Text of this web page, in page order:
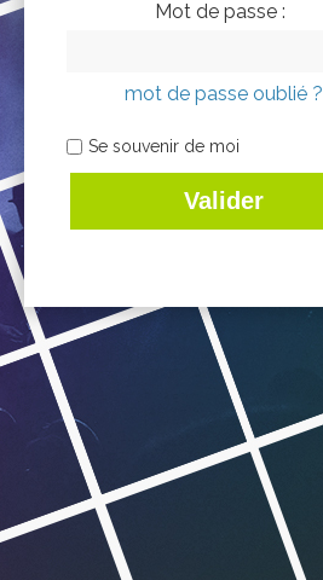
Mot de passe :
mot de passe oublié ?
Se souvenir de moi